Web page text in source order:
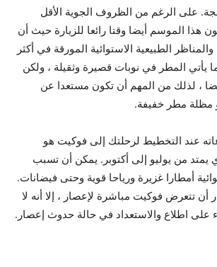
على الرغم من الظروف الجوية الأقل
هذا الموسم أيضا وقتا رائعا للزيارة حيث أن
الطبيعية الاستوائية المورقة في أكثر
يأتي المطر في نوبات قصيرة وثقيلة ، ولكن
، لذلك من المهم أن تكون مستعدا عن
مظلة مطر خفيفة.
عند التخطيط لرحلتك إلى فوكيت هو
يمتد من يوليو إلى أكتوبر. يمكن أن تسبب
أمطارا غزيرة ورياحا قوية وحتى فيضانات.
أن تتعرض فوكيت مباشرة لإعصار ، إلا أنه لا
على اطلاع والاستعداد في حالة حدوث إعصار.